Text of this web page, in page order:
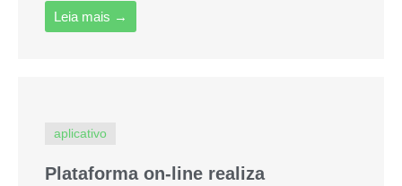
Leia mais →
aplicativo
Plataforma on-line realiza